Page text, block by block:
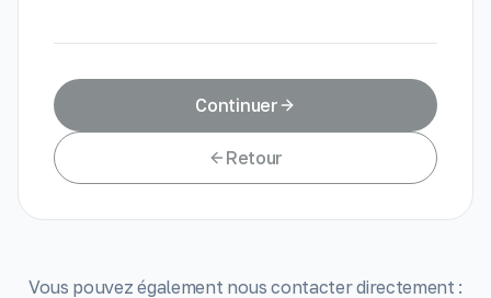
Retour
Continuer
Vous pouvez également nous contacter directement :